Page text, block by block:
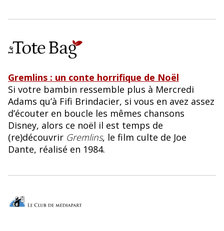
Gremlins : un conte horrifique de Noël
Si votre bambin ressemble plus à Mercredi
Adams qu’à Fifi Brindacier, si vous en avez assez
d’écouter en boucle les mêmes chansons
Disney, alors ce noël il est temps de
(re)découvrir Gremlins, le film culte de Joe
Dante, réalisé en 1984.